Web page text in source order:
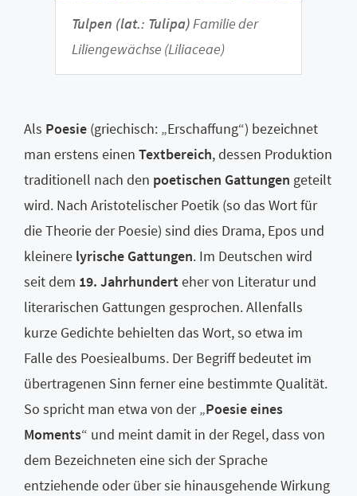
Tulpen (lat.: Tulipa)Familie der
Liliengewächse (Liliaceae)
Als Poesie (griechisch: „Erschaffung“) bezeichnet
man erstens einen Textbereich, dessen Produktion
traditionell nach den poetischen Gattungen geteilt
wird. Nach Aristotelischer Poetik (so das Wort für
die Theorie der Poesie) sind dies Drama, Epos und
kleinere lyrische Gattungen. Im Deutschen wird
seit dem 19. Jahrhunderteher von Literatur und
literarischen Gattungen gesprochen. Allenfalls
kurze Gedichte behielten das Wort, so etwa im
Falle des Poesiealbums. Der Begriff bedeutet im
übertragenen Sinn ferner eine bestimmte Qualität.
So spricht man etwa von der „Poesie eines
Moments“ und meint damit in der Regel, dass von
dem Bezeichneten eine sich der Sprache
entziehende oder über sie hinausgehende Wirkung